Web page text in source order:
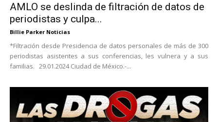
AMLO se deslinda de filtración de datos de
periodistas y culpa...
Billie Parker Noticias
*Filtración desde Presidencia de datos personales de más de 300
periodistas asistentes a sus conferencias, les vulnera y a sus
familias. 29.01.2024 Ciudad de México.-...